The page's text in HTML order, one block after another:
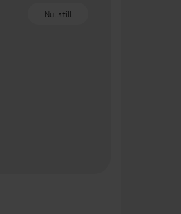
Nullstill